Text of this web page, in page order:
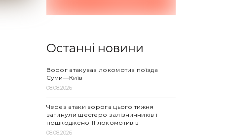
Останні новини
Ворог атакував локомотив поїзда
Суми—Київ
08.08.2026
Через атаки ворога цього тижня
загинули шестеро залізничників і
пошкоджено 11 локомотивів
08.08.2026